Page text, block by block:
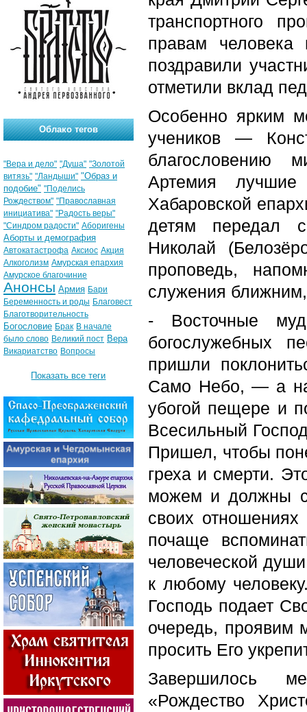
транспортного
правам
поздравили
отметили вклад
Особенно ярким
учеников —
благословению
Артемия
Хабаровской
детям передал
Николай
проповедь,
служения
- Восточные
богослужебных
пришли
Само Небо, ― а
убогой пещере и
Всесильный
Пришел, чтобы
греха и смерти.
можем и должны
своих
почаще
человеческой
к любому
Господь подает
очередь, проявим
просить Его
Завершилось
«Рождество
Облако тегов
"Вера и дело" "Душа" "Золотой
витязь" "Ландыши" "Образ и
подобие" "Поделись
Рождеством" "Православная
инициатива" "Радость веры"
"Синдром радости" Аборигены
Аборты и демография
Автокатастрофа Аксиос Акция
Алкоголизм Амурская епархия
Амурское благочиние
Анонсы Армия Бари
Беременность и роды Благовест
Благотворительность
Богословие Брак В начале
было слово Великий пост Вера
Викариатство Вопросы
Показать все теги